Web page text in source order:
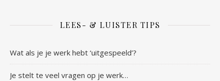
LEES- & LUISTER TIPS
Wat als je je werk hebt ‘uitgespeeld’?
Je stelt te veel vragen op je werk…